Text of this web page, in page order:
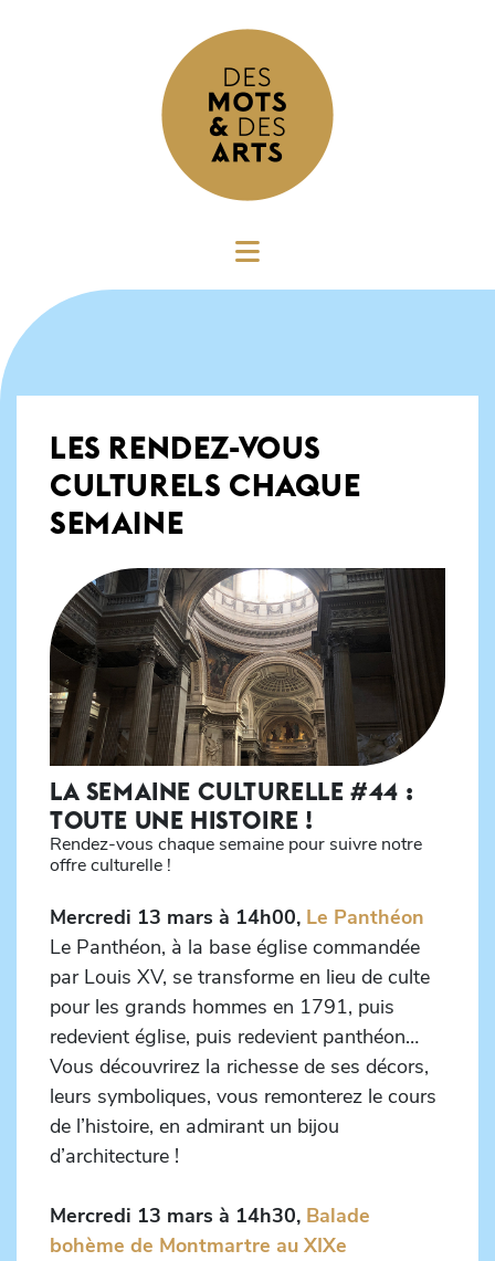
LES RENDEZ-VOUS
CULTURELS CHAQUE
SEMAINE
LA SEMAINE CULTURELLE #44 :
TOUTE UNE HISTOIRE !
Rendez-vous chaque semaine pour suivre notre
offre culturelle !
Mercredi 13 mars à 14h00, Le Panthéon
Le Panthéon, à la base église commandée
par Louis XV, se transforme en lieu de culte
pour les grands hommes en 1791, puis
redevient église, puis redevient panthéon…
Vous découvrirez la richesse de ses décors,
leurs symboliques, vous remonterez le cours
de l’histoire, en admirant un bijou
d’architecture !
Mercredi 13 mars à 14h30, Balade
bohème de Montmartre au XIXe